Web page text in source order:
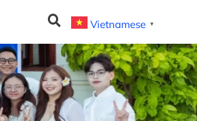
Vietnamese ▼